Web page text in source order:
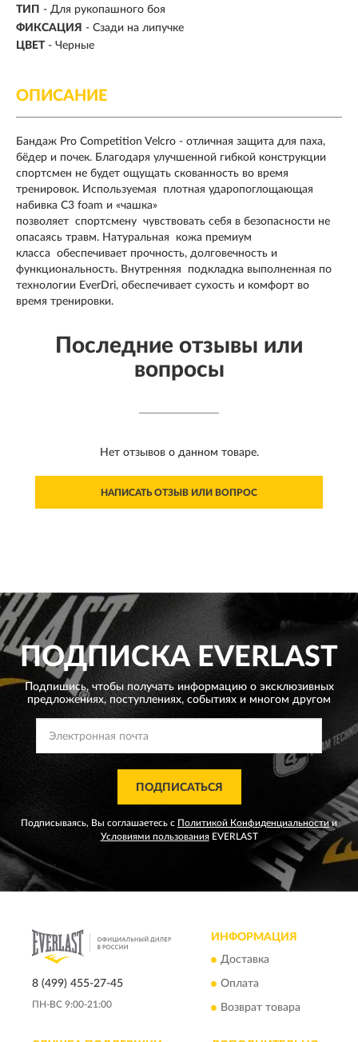
ТИП - Для рукопашного боя
ФИКСАЦИЯ - Сзади на липучке
ЦВЕТ - Черные
ОПИСАНИЕ
Бандаж Pro Competition Velcro - отличная защита для паха,
бёдер и почек. Благодаря улучшенной гибкой конструкции
спортсмен не будет ощущать скованность во время
тренировок. Используемая плотная ударопоглощающая
набивка C3 foam и «чашка»
позволяет спортсмену чувствовать себя в безопасности не
опасаясь травм. Натуральная кожа премиум
класса обеспечивает прочность, долговечность и
функциональность. Внутренняя подкладка выполненная по
технологии EverDri, обеспечивает сухость и комфорт во
время тренировки.
Последние отзывы или
вопросы
Нет отзывов о данном товаре.
НАПИСАТЬ ОТЗЫВ ИЛИ ВОПРОС
ПОДПИСКАEVERLAST
Подпишись, чтобы получать информацию о эксклюзивных
предложениях, поступлениях, событиях и многом другом
ПОДПИСАТЬСЯ
Подписываясь, Вы соглашаетесь с Политикой Конфиденциальности и
Условиями пользованияEVERLAST
8 (499) 455-27-45
ПН-ВС 9:00-21:00
ИНФОРМАЦИЯ
Доставка
Оплата
Возврат товара